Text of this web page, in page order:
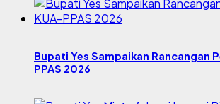
Bupati Yes Sampaikan Rancangan
PPAS 2026